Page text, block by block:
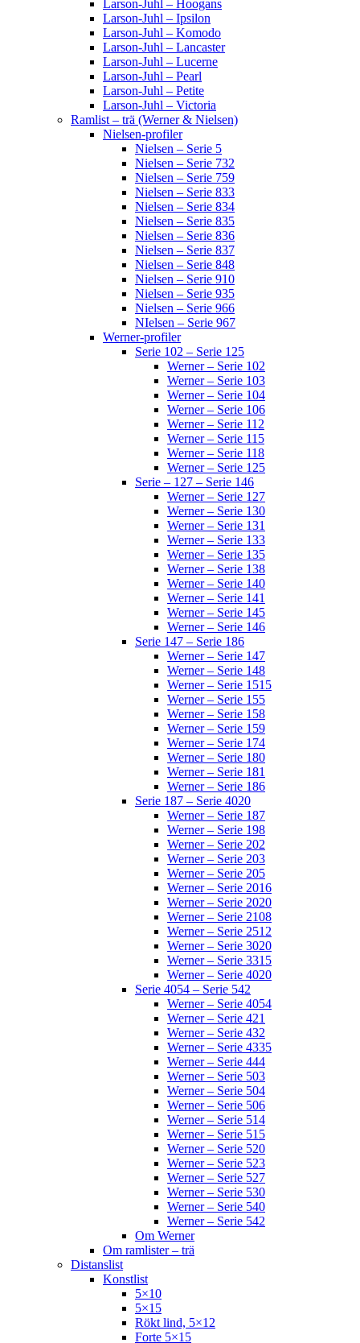
Larson-Juhl – Hoogans
Larson-Juhl – Ipsilon
Larson-Juhl – Komodo
Larson-Juhl – Lancaster
Larson-Juhl – Lucerne
Larson-Juhl – Pearl
Larson-Juhl – Petite
Larson-Juhl – Victoria
Ramlist – trä (Werner & Nielsen)
Nielsen-profiler
Nielsen – Serie 5
Nielsen – Serie 732
Nielsen – Serie 759
Nielsen – Serie 833
Nielsen – Serie 834
Nielsen – Serie 835
Nielsen – Serie 836
Nielsen – Serie 837
Nielsen – Serie 848
Nielsen – Serie 910
Nielsen – Serie 935
Nielsen – Serie 966
NIelsen – Serie 967
Werner-profiler
Serie 102 – Serie 125
Werner – Serie 102
Werner – Serie 103
Werner – Serie 104
Werner – Serie 106
Werner – Serie 112
Werner – Serie 115
Werner – Serie 118
Werner – Serie 125
Serie – 127 – Serie 146
Werner – Serie 127
Werner – Serie 130
Werner – Serie 131
Werner – Serie 133
Werner – Serie 135
Werner – Serie 138
Werner – Serie 140
Werner – Serie 141
Werner – Serie 145
Werner – Serie 146
Serie 147 – Serie 186
Werner – Serie 147
Werner – Serie 148
Werner – Serie 1515
Werner – Serie 155
Werner – Serie 158
Werner – Serie 159
Werner – Serie 174
Werner – Serie 180
Werner – Serie 181
Werner – Serie 186
Serie 187 – Serie 4020
Werner – Serie 187
Werner – Serie 198
Werner – Serie 202
Werner – Serie 203
Werner – Serie 205
Werner – Serie 2016
Werner – Serie 2020
Werner – Serie 2108
Werner – Serie 2512
Werner – Serie 3020
Werner – Serie 3315
Werner – Serie 4020
Serie 4054 – Serie 542
Werner – Serie 4054
Werner – Serie 421
Werner – Serie 432
Werner – Serie 4335
Werner – Serie 444
Werner – Serie 503
Werner – Serie 504
Werner – Serie 506
Werner – Serie 514
Werner – Serie 515
Werner – Serie 520
Werner – Serie 523
Werner – Serie 527
Werner – Serie 530
Werner – Serie 540
Werner – Serie 542
Om Werner
Om ramlister – trä
Distanslist
Konstlist
5×10
5×15
Rökt lind, 5×12
Forte 5×15